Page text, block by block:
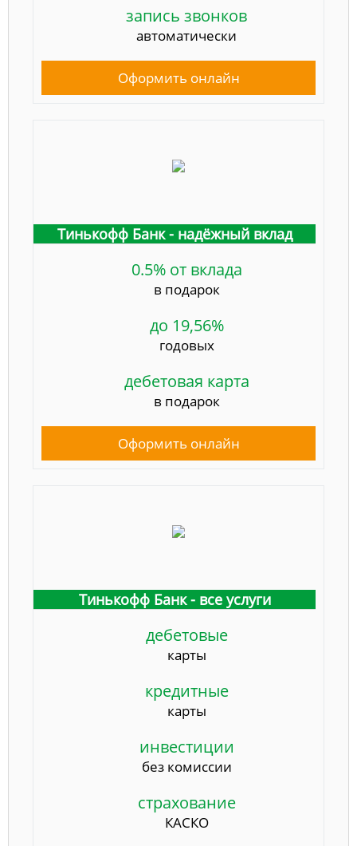
запись звонков
автоматически
Оформить онлайн
Тинькофф Банк - надёжный вклад
0.5% от вклада
в подарок
до 19,56%
годовых
дебетовая карта
в подарок
Оформить онлайн
Тинькофф Банк - все услуги
дебетовые
карты
кредитные
карты
инвестиции
без комиссии
страхование
КАСКО